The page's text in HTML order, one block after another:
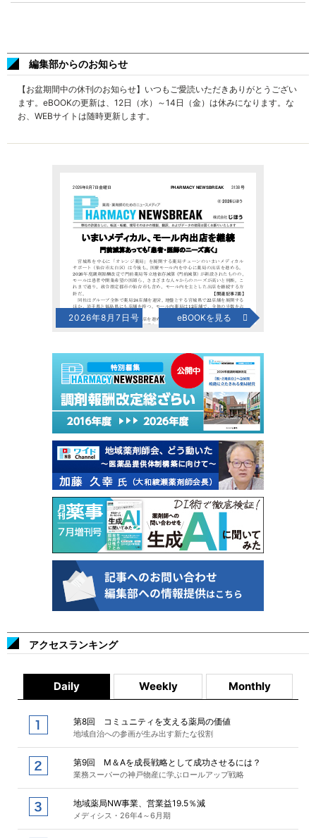
編集部からのお知らせ
【お盆期間中の休刊のお知らせ】いつもご愛読いただきありがとうござい
ます。eBOOKの更新は、12日（水）～14日（金）は休みになります。な
お、WEBサイトは随時更新します。
2026年8月7日号 eBOOKを見る
アクセスランキング
Daily Weekly Monthly
第8回 コミュニティを支える薬局の価値
地域自治への参画が生み出す新たな役割
第9回 M＆Aを成長戦略として成功させるには？
業務スーパーの神戸物産に学ぶロールアップ戦略
地域薬局NW事業、営業益19.5％減
メディシス・26年4～6月期